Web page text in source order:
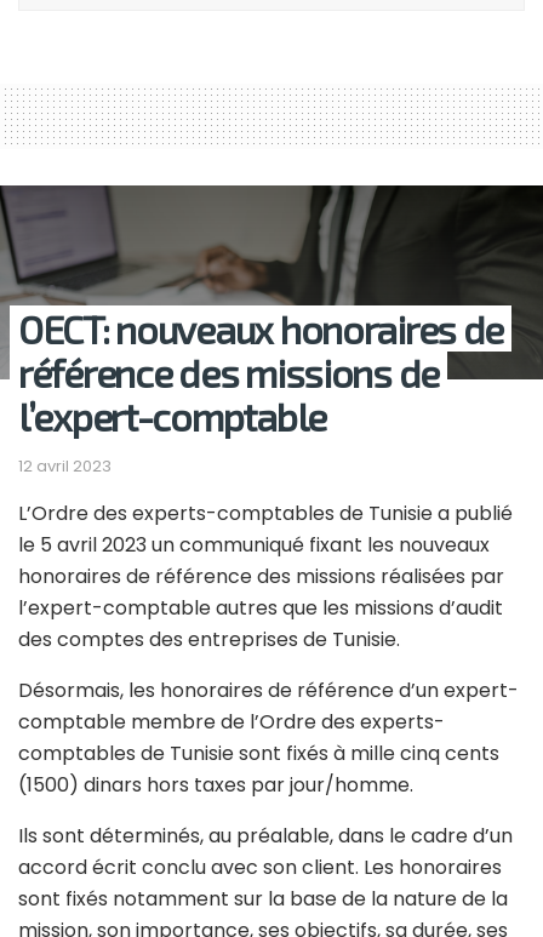
OECT: nouveaux honoraires de
référence des missions de
l’expert-comptable
12 avril 2023
L’Ordre des experts-comptables de Tunisie a publié
le 5 avril 2023 un communiqué fixant les nouveaux
honoraires de référence des missions réalisées par
l’expert-comptable autres que les missions d’audit
des comptes des entreprises de Tunisie.
Désormais, les honoraires de référence d’un expert-
comptable membre de l’Ordre des experts-
comptables de Tunisie sont fixés à mille cinq cents
(1500) dinars hors taxes par jour/homme.
Ils sont déterminés, au préalable, dans le cadre d’un
accord écrit conclu avec son client. Les honoraires
sont fixés notamment sur la base de la nature de la
mission, son importance, ses objectifs, sa durée, ses